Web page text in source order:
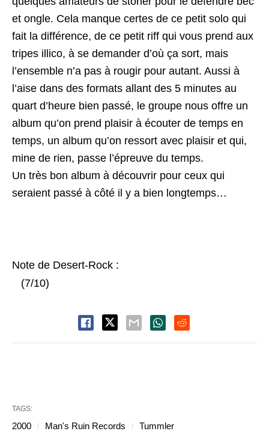
et ongle. Cela manque certes de ce petit solo qui
fait la différence, de ce petit riff qui vous prend aux
tripes illico, à se demander d’où ça sort, mais
l’ensemble n’a pas à rougir pour autant. Aussi à
l’aise dans des formats allant des 5 minutes au
quart d’heure bien passé, le groupe nous offre un
album qu’on prend plaisir à écouter de temps en
temps, un album qu’on ressort avec plaisir et qui,
mine de rien, passe l’épreuve du temps.
Un très bon album à découvrir pour ceux qui
seraient passé à côté il y a bien longtemps…
Note de Desert-Rock :
(7/10)
TAGS:
2000 Man's Ruin Records Tummler